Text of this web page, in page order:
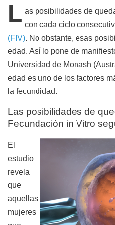
L as posibilidades de
con cada ciclo
(FIV). No obstante, esas
edad. Así lo pone de
Universidad de Monash
edad es uno de los factores
la fecundidad.
Las posibilidades de
Fecundación in Vitro
El
estudio
revela
que
aquellas
mujeres